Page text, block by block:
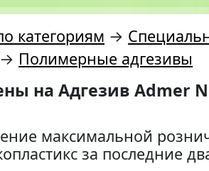
категориям →
→ Полимерные адгезивы
на Адгезив Admer
максимальной
за последние